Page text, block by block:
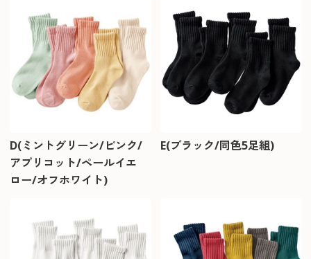
D(ミントグリーン/ピンク/
アプリコット/ペールイエ
ロー/オフホワイト)
E(ブラック/同色5足組)